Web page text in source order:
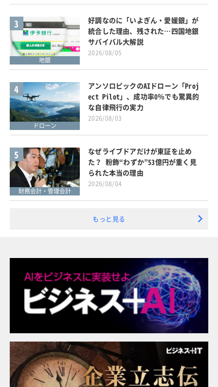
3
地銀
好調なのに「いよぎん・愛媛銀」が
統合した理由、残された…四国地銀
サバイバル大解説
2026/08/05
4
ドローン
アンソロピックのAIドローン「Proj
ect Pilot」、成功率0％でも驚異的
な自律飛行の実力
2026/08/03
5
財務会計・管理会計
なぜライブドアだけが東証を止め
た？ 粉飾“わずか”53億円が重く見
られた本当の理由
2026/08/04
もっと見る